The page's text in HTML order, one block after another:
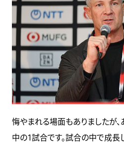
悔やまれる場面もありましたが
中の1試合です。試合の中で成長